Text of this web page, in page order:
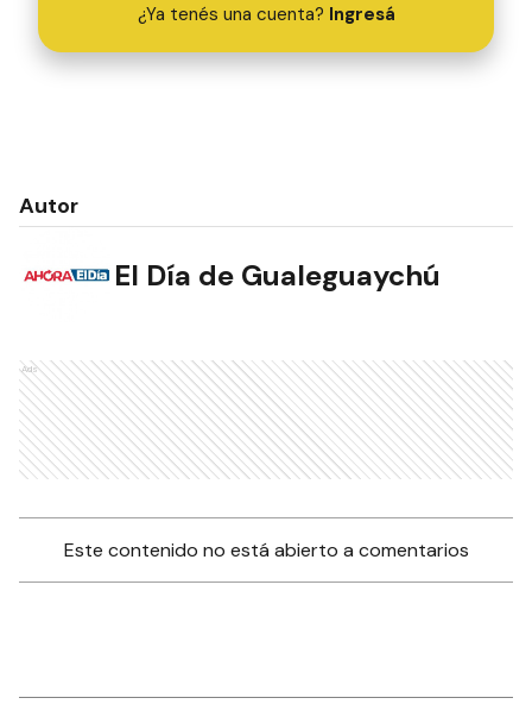
¿Ya tenés una cuenta? Ingresá
Autor
El Día de Gualeguaychú
Ads
Este contenido no está abierto a comentarios